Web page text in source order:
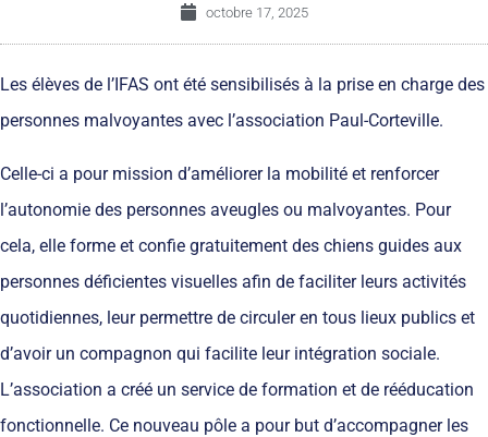
octobre 17, 2025
Les élèves de l’IFAS ont été sensibilisés à la prise en charge des
personnes malvoyantes avec l’association Paul-Corteville.
Celle-ci a pour mission d’améliorer la mobilité et renforcer
l’autonomie des personnes aveugles ou malvoyantes. Pour
cela, elle forme et confie gratuitement des chiens guides aux
personnes déficientes visuelles afin de faciliter leurs activités
quotidiennes, leur permettre de circuler en tous lieux publics et
d’avoir un compagnon qui facilite leur intégration sociale.
L’association a créé un service de formation et de rééducation
fonctionnelle. Ce nouveau pôle a pour but d’accompagner les